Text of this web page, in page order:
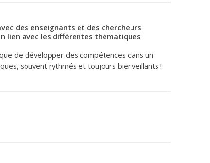
des enseignants et des chercheurs
lien avec les différentes thématiques
de développer des compétences dans un
souvent rythmés et toujours bienveillants !